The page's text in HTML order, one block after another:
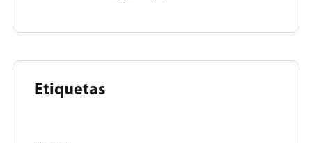
Etiquetas